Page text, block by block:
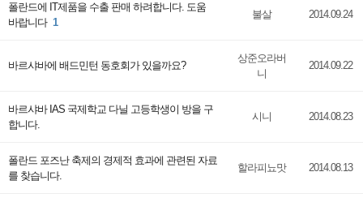
폴란드에 IT제품을 수출 판매 하려합니다. 도움
바랍니다 1
불살 2014.09.24
바르샤바에 배드민턴 동호회가 있을까요?
상준오라버
니
2014.09.22
바르샤바 IAS 국제학교 다닐 고등학생이 방을 구
합니다.
시니 2014.08.23
폴란드 포즈난 축제의 경제적 효과에 관련된 자료
를 찾습니다.
할라피뇨맛 2014.08.13